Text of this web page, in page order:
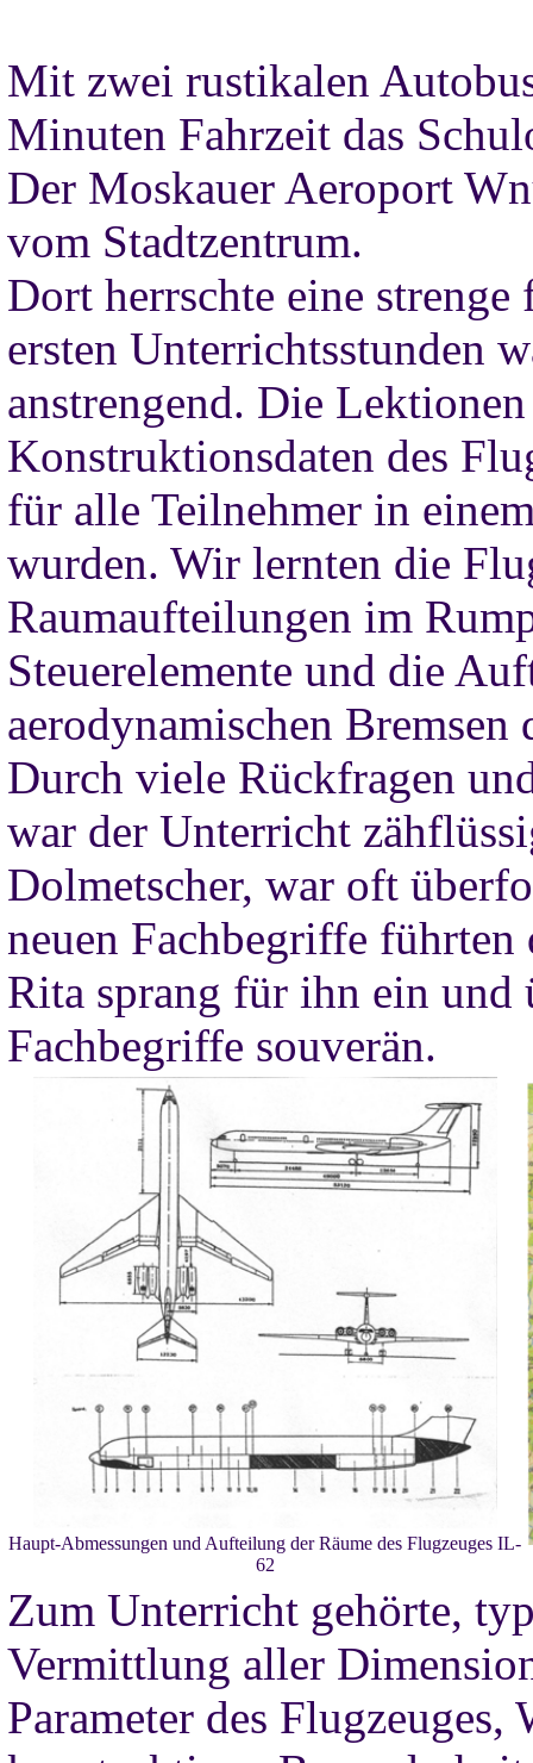
Mit zwei rustikalen
Minuten Fahrzeit das
Der Moskauer Aeroport
vom Stadtzentrum.
Dort herrschte eine
ersten Unterrichtsstunden
anstrengend. Die
Konstruktionsdaten des
für alle Teilnehmer in
wurden. Wir lernten die
Raumaufteilungen im
Steuerelemente und die
aerodynamischen Bremsen
Durch viele Rückfragen
war der Unterricht
Dolmetscher, war oft
neuen Fachbegriffe führten
Rita sprang für ihn ein und
Fachbegriffe souverän.
Haupt-Abmessungen und Aufteilung der Räume des Flugzeuges IL-
62
Zum Unterricht gehörte,
Vermittlung aller
Parameter des